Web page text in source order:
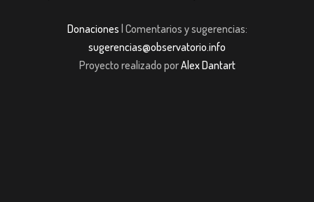
Donaciones | Comentarios y sugerencias:
sugerencias@observatorio.info
Proyecto realizado porAlex Dantart